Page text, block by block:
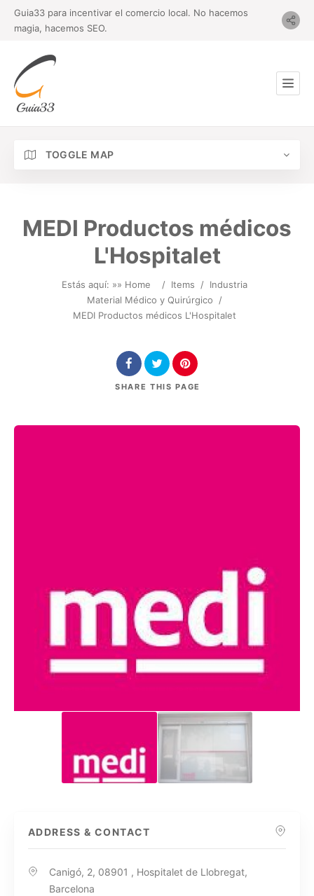
Guia33 para incentivar el comercio local. No hacemos
magia, hacemos SEO.
TOGGLE MAP
MEDI Productos médicos
L'Hospitalet
Estás aquí: »» Home / Items / Industria
Material Médico y Quirúrgico
/
MEDI Productos médicos L'Hospitalet
SHARE THIS PAGE
ADDRESS & CONTACT
Canigó, 2, 08901 , Hospitalet de Llobregat,
Barcelona